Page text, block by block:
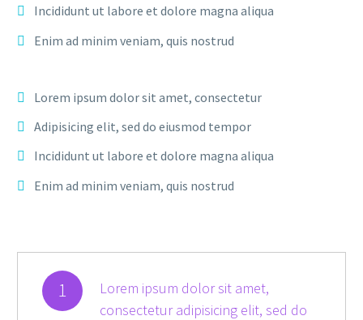
Incididunt ut labore et dolore magna aliqua
Enim ad minim veniam, quis nostrud
Lorem ipsum dolor sit amet, consectetur
Adipisicing elit, sed do eiusmod tempor
Incididunt ut labore et dolore magna aliqua
Enim ad minim veniam, quis nostrud
1
Lorem ipsum dolor sit amet,
consectetur adipisicing elit, sed do